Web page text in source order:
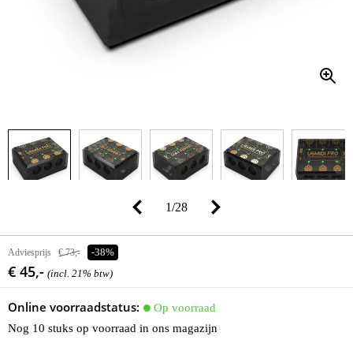
1/28
Adviesprijs € 73,- -38%
€ 45,- (incl. 21% btw)
Online voorraadstatus:
Op voorraad
Nog 10 stuks op voorraad in ons magazijn